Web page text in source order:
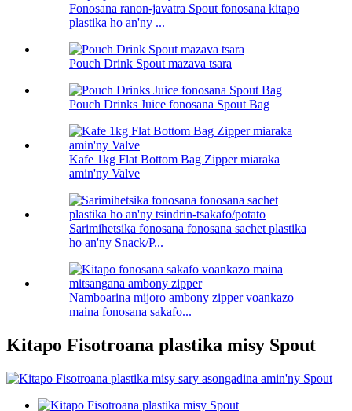
Fonosana ranon-javatra Spout fonosana kitapo
plastika ho an'ny ...
Pouch Drink Spout mazava tsara
Pouch Drinks Juice fonosana Spout Bag
Kafe 1kg Flat Bottom Bag Zipper miaraka
amin'ny Valve
Sarimihetsika fonosana fonosana sachet plastika
ho an'ny Snack/P...
Namboarina mijoro ambony zipper voankazo
maina fonosana sakafo...
Kitapo Fisotroana plastika misy Spout